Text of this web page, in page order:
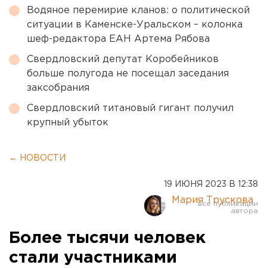
Водяное перемирие кланов: о политической
ситуации в Каменске-Уральском – колонка
шеф-редактора ЕАН Артема Рябова
Свердловский депутат Коробейников
больше полугода не посещал заседания
заксобрания
Свердловский титановый гигант получил
крупный убыток
← НОВОСТИ
19 ИЮНЯ 2023 В 12:38
Мария Трускова
Более тысячи человек
стали участниками